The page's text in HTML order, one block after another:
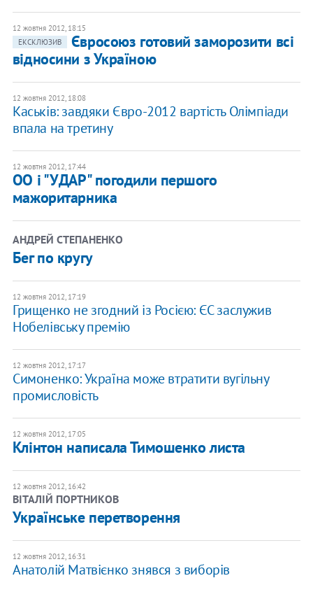
12 жовтня 2012, 18:15
ЕКСКЛЮЗИВ
Євросоюз готовий заморозити всі
відносини з Україною
12 жовтня 2012, 18:08
Каськів: завдяки Євро-2012 вартість Олімпіади
впала на третину
12 жовтня 2012, 17:44
ОО і "УДАР" погодили першого
мажоритарника
АНДРЕЙ СТЕПАНЕНКО
Бег по кругу
12 жовтня 2012, 17:19
Грищенко не згодний із Росією: ЄС заслужив
Нобелівську премію
12 жовтня 2012, 17:17
Симоненко: Україна може втратити вугільну
промисловість
12 жовтня 2012, 17:05
Клінтон написала Тимошенко листа
12 жовтня 2012, 16:42
ВІТАЛІЙ ПОРТНИКОВ
Українське перетворення
12 жовтня 2012, 16:31
Анатолій Матвієнко знявся з виборів